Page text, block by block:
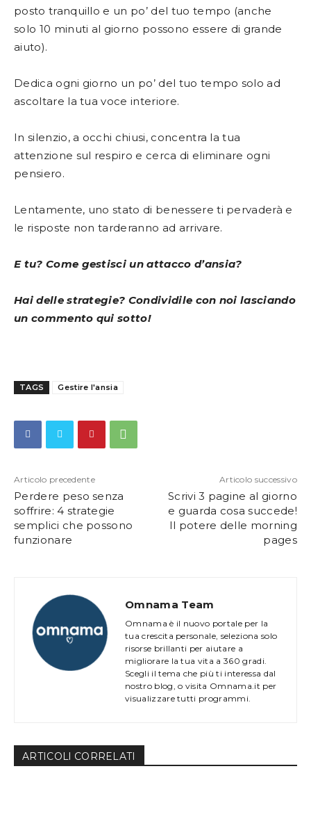
posto tranquillo e un po’ del tuo tempo (anche
solo 10 minuti al giorno possono essere di grande
aiuto).
Dedica ogni giorno un po’ del tuo tempo solo ad
ascoltare la tua voce interiore.
In silenzio, a occhi chiusi, concentra la tua
attenzione sul respiro e cerca di eliminare ogni
pensiero.
Lentamente, uno stato di benessere ti pervaderà e
le risposte non tarderanno ad arrivare.
E tu? Come gestisci un attacco d’ansia?
Hai delle strategie? Condividile con noi lasciando
un commento qui sotto!
TAGS Gestire l'ansia
Articolo precedente
Perdere peso senza
soffrire: 4 strategie
semplici che possono
funzionare
Articolo successivo
Scrivi 3 pagine al giorno
e guarda cosa succede!
Il potere delle morning
pages
Omnama Team
Omnama è il nuovo portale per la
tua crescita personale, seleziona solo
risorse brillanti per aiutare a
migliorare la tua vita a 360 gradi.
Scegli il tema che più ti interessa dal
nostro blog, o visita Omnama.it per
visualizzare tutti programmi.
ARTICOLl CORRELATI